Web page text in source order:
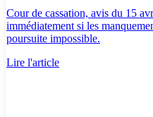
Cour de cassation, avis du 15
immédiatement si les
poursuite impossible.
Lire l'article